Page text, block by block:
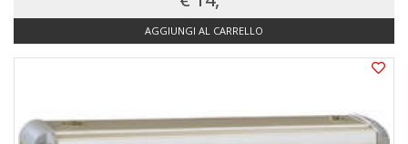
AGGIUNGI AL CARRELLO